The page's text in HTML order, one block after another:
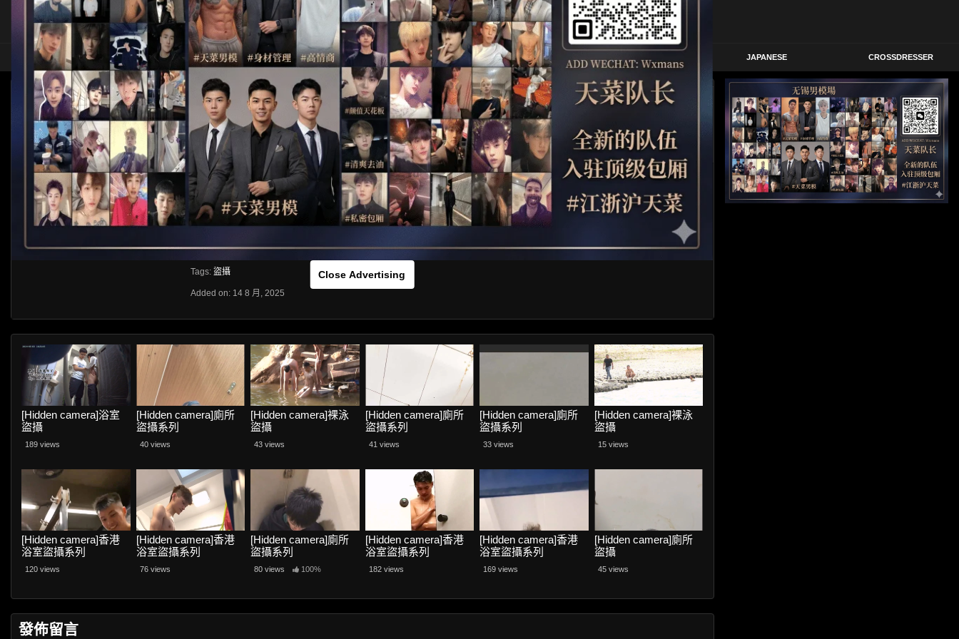
HOME ASIA SOLO OTHER HIDDENCAMERA JAPANESE CROSSDRESSER
Close Advertising
[HIDDEN CAMERA]香港浴室盜攝系列 HLS
Like About Share
VIEWS
0 0
[rihide]訪問密碼/Access passwords：0vcx2d4jh[/rihide]
獲取訪問密碼/Get access passwords： https://ouo.io/AIKh81
From:G20
Category:Hiddencamera
Tags: 盜攝
Added on: 14 8 月, 2025
[Hidden camera]浴室
盜攝
189 views
[Hidden camera]廁所
盜攝系列
40 views
[Hidden camera]裸泳
盜攝
43 views
[Hidden camera]廁所
盜攝系列
41 views
[Hidden camera]廁所
盜攝系列
33 views
[Hidden camera]裸泳
盜攝
15 views
[Hidden camera]香港
浴室盜攝系列
120 views
[Hidden camera]香港
浴室盜攝系列
76 views
[Hidden camera]廁所
盜攝系列
80 views 100%
[Hidden camera]香港
浴室盜攝系列
182 views
[Hidden camera]香港
浴室盜攝系列
169 views
[Hidden camera]廁所
盜攝
45 views
發佈留言